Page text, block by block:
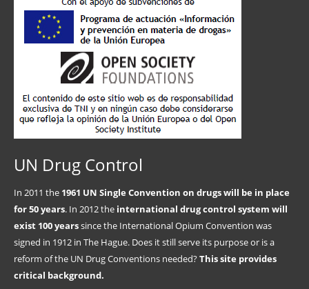
UN Drug Control
In 2011 the 1961 UN Single Convention on drugs will be in place
for 50 years. In 2012 the international drug control system will
exist 100 yearssince the International Opium Convention was
signed in 1912 in The Hague. Does it still serve its purpose or is a
reform of the UN Drug Conventions needed?This site provides
critical background.